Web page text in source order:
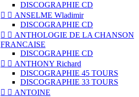
DISCOGRAPHIE CD
  ANSELME Wladimir
DISCOGRAPHIE CD
  ANTHOLOGIE DE LA CHANSON
FRANCAISE
DISCOGRAPHIE CD
  ANTHONY Richard
DISCOGRAPHIE 45 TOURS
DISCOGRAPHIE 33 TOURS
  ANTOINE